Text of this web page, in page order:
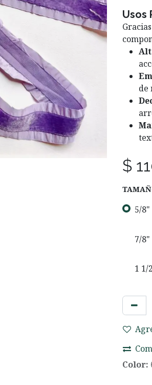
Usos
de
$
5/
7/
1 1/
Color: